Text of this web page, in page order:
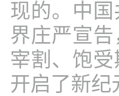
现的。中
界庄严宣
宰割、饱
开启了新纪